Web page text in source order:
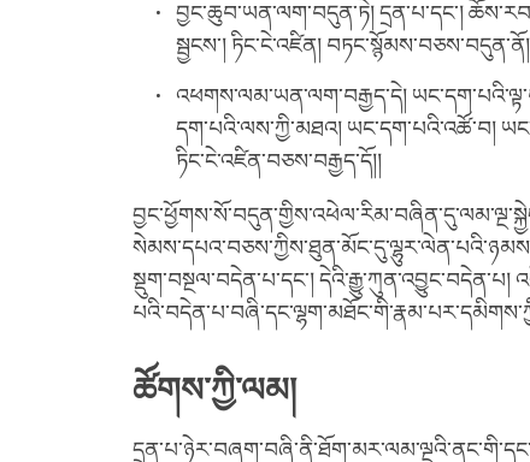
བྱང་ཆུབ་ཡན་ལག་བདུན་ཏེ། དྲན་པ་དང་།
སྦྱངས་། ཏིང་ངེ་འཛིན།
འཕགས་ལམ་ཡན་ལག་བརྒྱད་དེ།
དག་པའི་ལས་ཀྱི་མཐའ། ཡང་དག་པའི་འཚོ་བ།
ཏིང་ངེ་འཛིན་བཅས་བརྒྱད་དོ།།
སྡུག་བསྔལ་བདེན་པ་དང་།
ཚོགས་ཀྱི་ལམ།